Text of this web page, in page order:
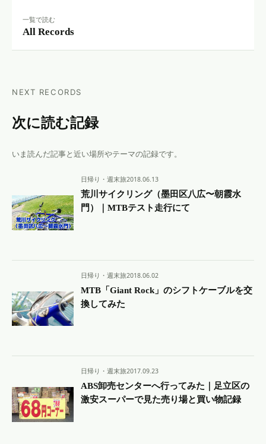
一覧で読む
All Records
NEXT RECORDS
次に読む記録
いま読んだ記事と近い場所やテーマの記録です。
日帰り・週末旅2018.06.13
荒川サイクリング（墨田区八広〜朝霞水
門）｜MTBテスト走行にて
日帰り・週末旅2018.06.02
MTB「Giant Rock」のシフトケーブルを交
換してみた
日帰り・週末旅2017.09.23
ABS卸売センターへ行ってみた｜足立区の
激安スーパーで見た売り場と買い物記録